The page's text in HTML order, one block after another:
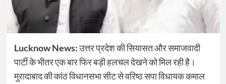
Lucknow News:उत्तर प्रदेश की सियासत और समाजवादी
पार्टी के भीतर एक बार फिर बड़ी हलचल देखने को मिल रही है।
मुरादाबाद की कांठ विधानसभा सीट से वरिष्ठ सपा विधायक कमाल